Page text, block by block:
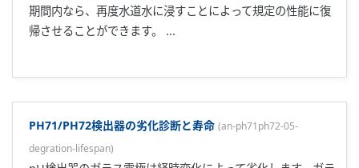
期間内なら、再度水道水に浸すことによって規定の性能に復
帰させることができます。 ...
PH71/PH72検出器の劣化診断と寿命 (an-ph71ph72-05-
degration-lifespan)